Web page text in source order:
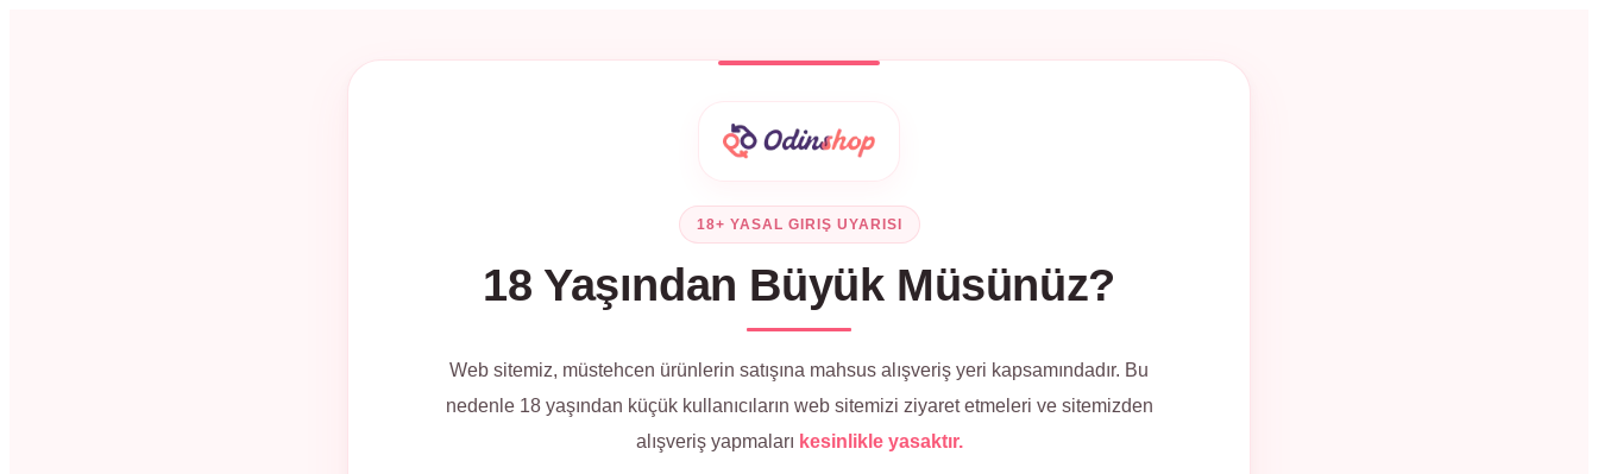
18+ YASAL GIRIŞ UYARISI
18 Yaşından Büyük Müsünüz?
Web sitemiz, müstehcen ürünlerin satışına mahsus alışveriş yeri kapsamındadır. Bu
nedenle 18 yaşından küçük kullanıcıların web sitemizi ziyaret etmeleri ve sitemizden
alışveriş yapmaları kesinlikle yasaktır.